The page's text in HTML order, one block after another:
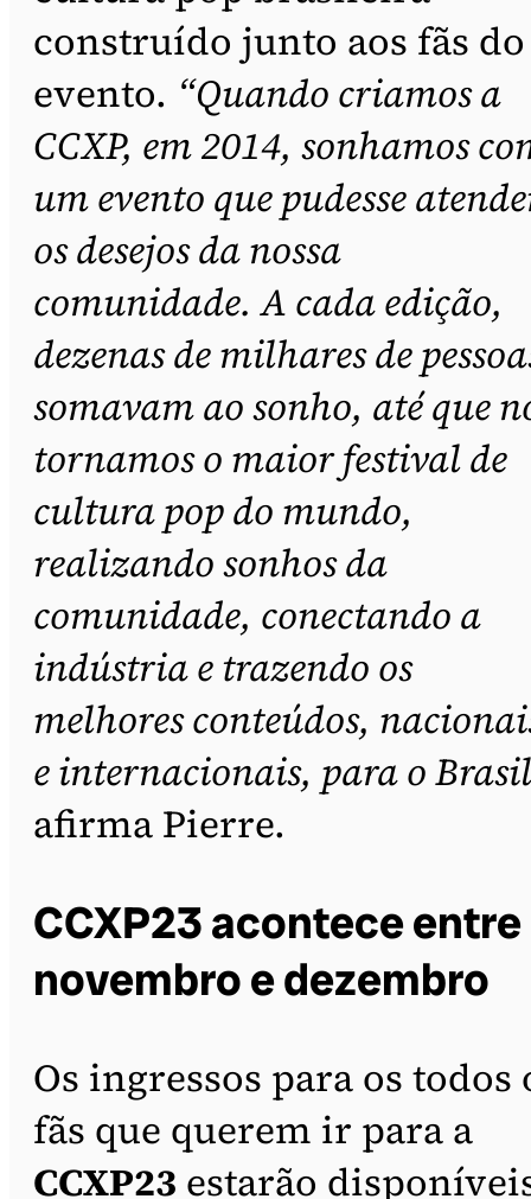
construído junto aos fãs do
evento. “Quando criamos a
CCXP, em 2014, sonhamos
um evento que pudesse
os desejos da nossa
comunidade. A cada edição,
dezenas de milhares de
somavam ao sonho, até que
tornamos o maior festival de
cultura pop do mundo,
realizando sonhos da
comunidade, conectando a
indústria e trazendo os
melhores conteúdos,
e internacionais, para o
afirma Pierre.
CCXP23 acontece entre
novembro e dezembro
Os ingressos para os todos
fãs que querem ir para a
CCXP23 estarão